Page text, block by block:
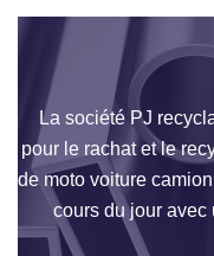
La société PJ
pour le rachat et le
de moto voiture
cours du jour avec